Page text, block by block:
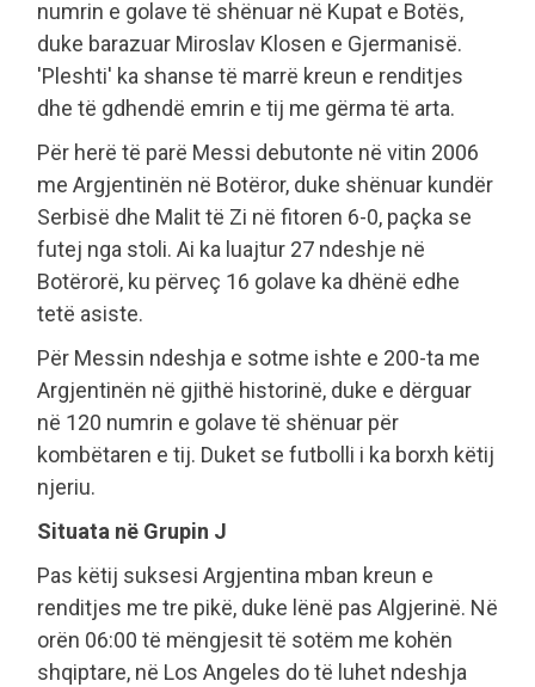
numrin e golave të shënuar në Kupat e Botës,
duke barazuar Miroslav Klosen e Gjermanisë.
'Pleshti' ka shanse të marrë kreun e renditjes
dhe të gdhendë emrin e tij me gërma të arta.
Për herë të parë Messi debutonte në vitin 2006
me Argjentinën në Botëror, duke shënuar kundër
Serbisë dhe Malit të Zi në fitoren 6-0, paçka se
futej nga stoli. Ai ka luajtur 27 ndeshje në
Botërorë, ku përveç 16 golave ka dhënë edhe
tetë asiste.
Për Messin ndeshja e sotme ishte e 200-ta me
Argjentinën në gjithë historinë, duke e dërguar
në 120 numrin e golave të shënuar për
kombëtaren e tij. Duket se futbolli i ka borxh këtij
njeriu.
Situata në Grupin J
Pas këtij suksesi Argjentina mban kreun e
renditjes me tre pikë, duke lënë pas Algjerinë. Në
orën 06:00 të mëngjesit të sotëm me kohën
shqiptare, në Los Angeles do të luhet ndeshja